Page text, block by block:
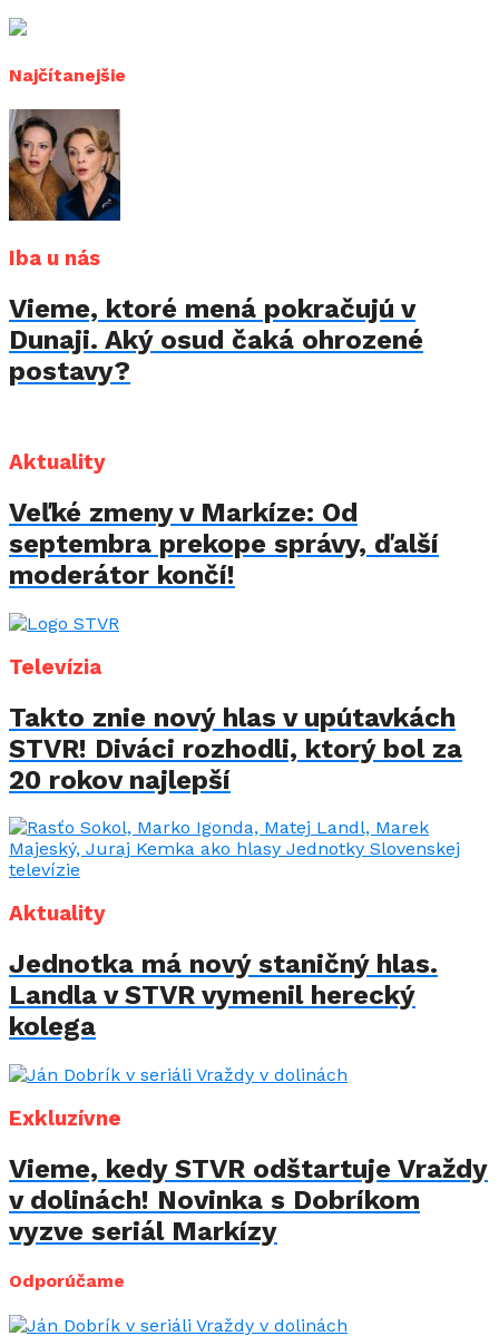
Najčítanejšie
Iba u nás
Vieme, ktoré mená pokračujú v
Dunaji. Aký osud čaká ohrozené
postavy?
Aktuality
Veľké zmeny v Markíze: Od
septembra prekope správy, ďalší
moderátor končí!
Televízia
Takto znie nový hlas v upútavkách
STVR! Diváci rozhodli, ktorý bol za
20 rokov najlepší
Aktuality
Jednotka má nový staničný hlas.
Landla v STVR vymenil herecký
kolega
Exkluzívne
Vieme, kedy STVR odštartuje Vraždy
v dolinách! Novinka s Dobríkom
vyzve seriál Markízy
Odporúčame